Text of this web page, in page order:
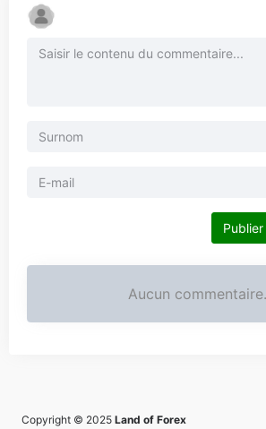
Aucun
Copyright © 2025 Land of Forex